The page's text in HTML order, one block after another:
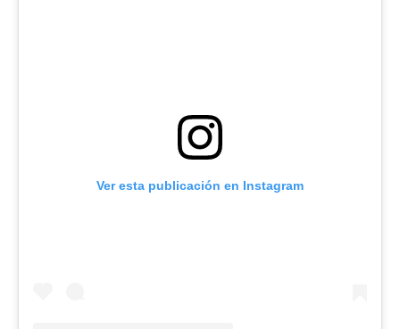
Ver esta publicación en Instagram